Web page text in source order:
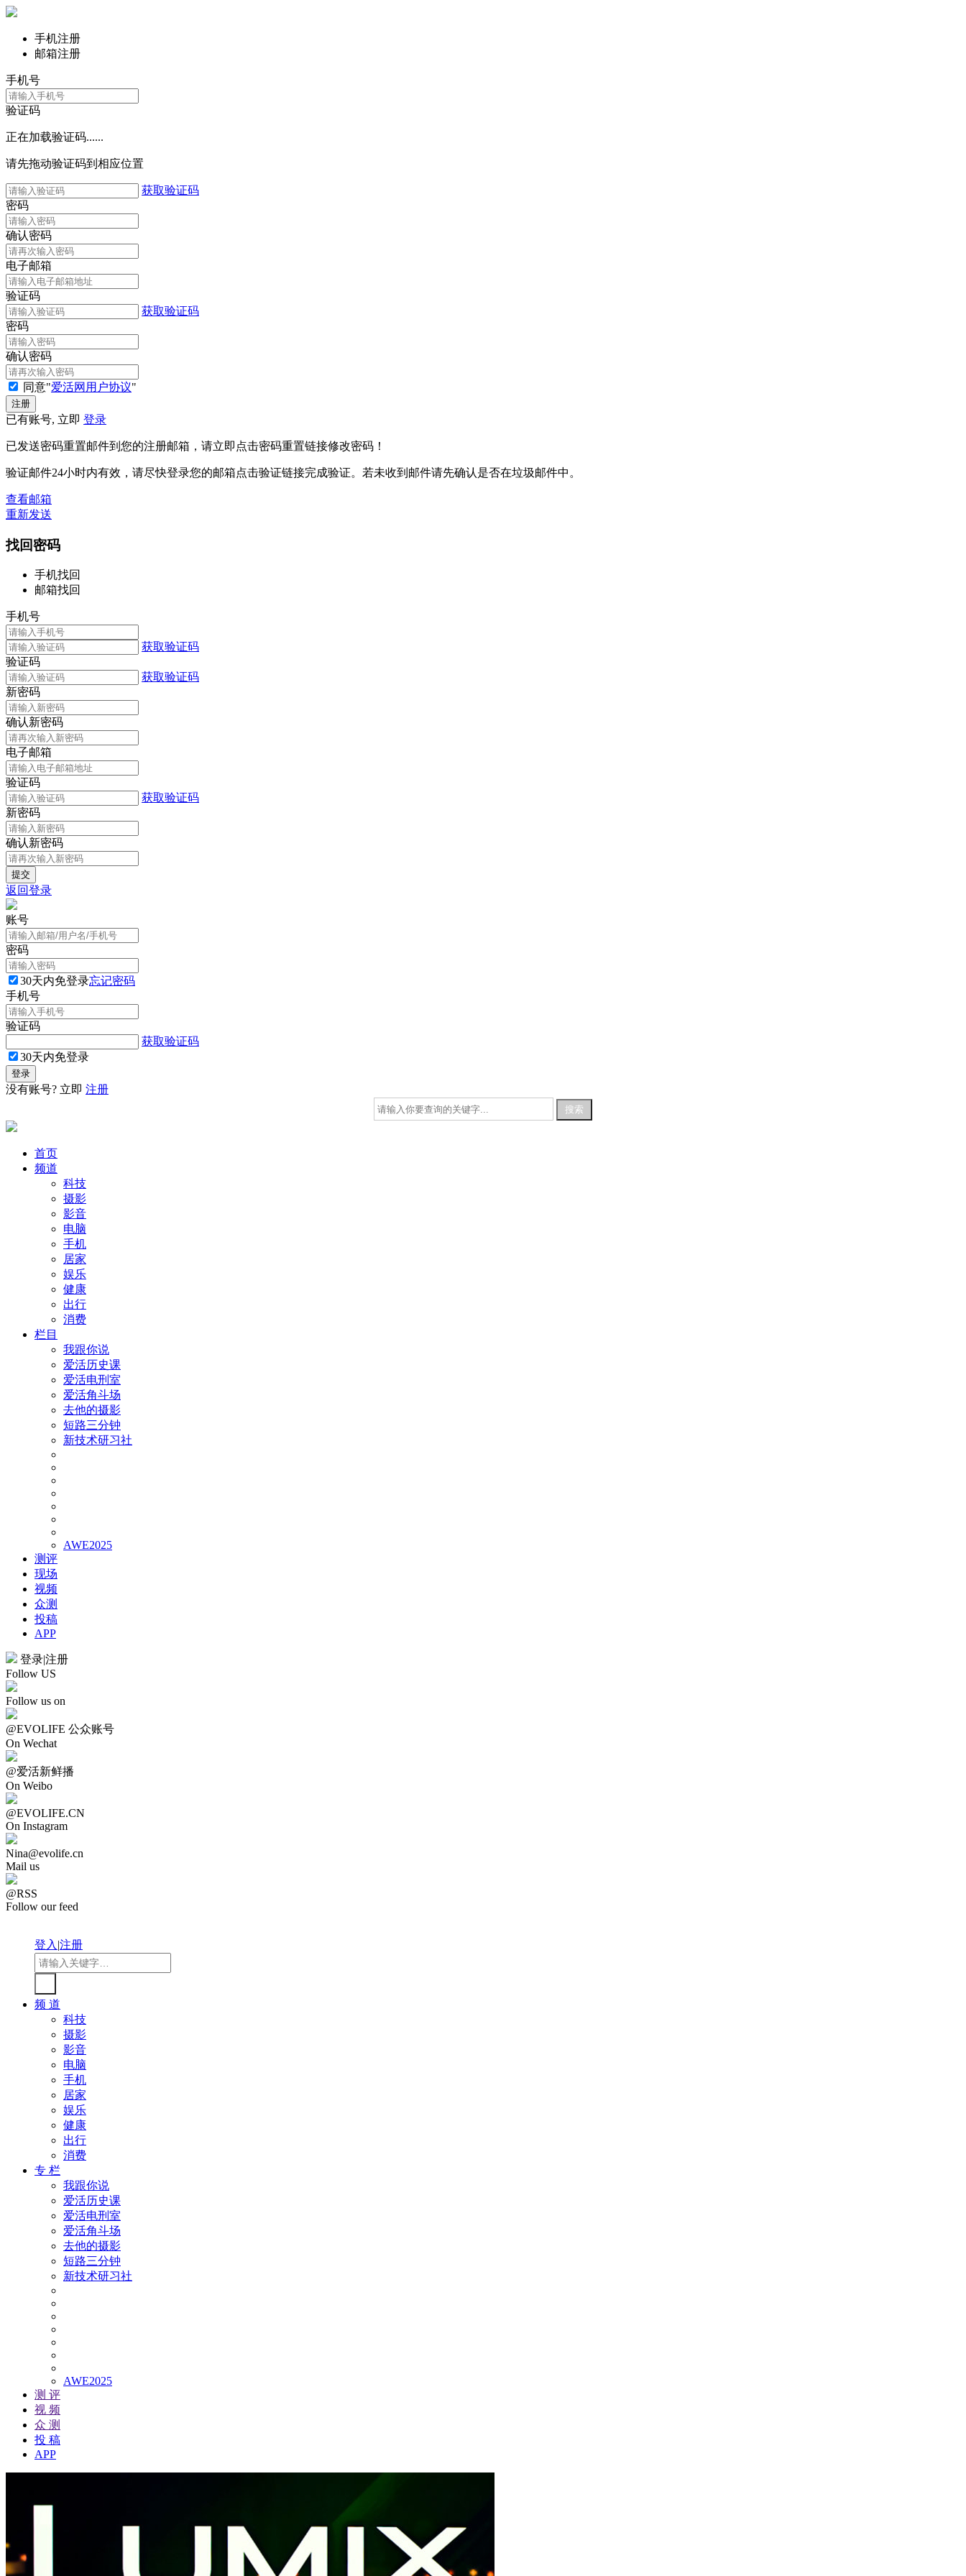
手机注册
邮箱注册
手机号
验证码
正在加载验证码......
请先拖动验证码到相应位置
获取验证码
密码
确认密码
电子邮箱
验证码
获取验证码
密码
确认密码
同意"爱活网用户协议"
已有账号, 立即 登录
已发送密码重置邮件到您的注册邮箱，请立即点击密码重置链接修改密码！
验证邮件24小时内有效，请尽快登录您的邮箱点击验证链接完成验证。若未收到邮件请先确认是否在垃圾邮件中。
查看邮箱
重新发送
找回密码
手机找回
邮箱找回
手机号
获取验证码
验证码
获取验证码
新密码
确认新密码
电子邮箱
验证码
获取验证码
新密码
确认新密码
返回登录
账号
密码
30天内免登录忘记密码
手机号
验证码
获取验证码
30天内免登录
没有账号? 立即 注册
首页
频道
科技
摄影
影音
电脑
手机
居家
娱乐
健康
出行
消费
栏目
我跟你说
爱活历史课
爱活电刑室
爱活角斗场
去他的摄影
短路三分钟
新技术研习社
AWE2025
测评
现场
视频
众测
投稿
APP
登录|注册
Follow US
Follow us on
@EVOLIFE 公众账号
On Wechat
@爱活新鲜播
On Weibo
@EVOLIFE.CN
On Instagram
Nina@evolife.cn
Mail us
@RSS
Follow our feed
登入|注册
频 道
科技
摄影
影音
电脑
手机
居家
娱乐
健康
出行
消费
专 栏
我跟你说
爱活历史课
爱活电刑室
爱活角斗场
去他的摄影
短路三分钟
新技术研习社
AWE2025
测 评
视 频
众 测
投 稿
APP